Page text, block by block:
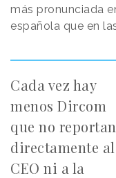
más pronunciada
española que en
Cada vez hay
menos Dircom
que no reportan
directamente al
CEO ni a la